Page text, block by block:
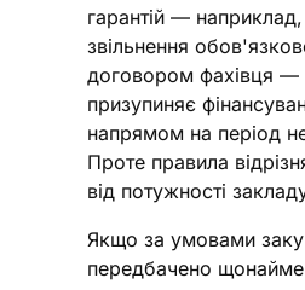
гарантій —
звільнення
договором фахівця
призупиняє
напрямом на період
Проте правила
від потужності
Якщо за умовами
передбачено